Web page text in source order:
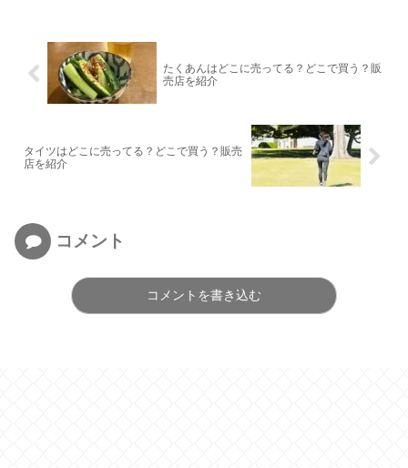
たくあんはどこに売ってる？どこで買う？販
売店を紹介
タイツはどこに売ってる？どこで買う？販売
店を紹介
コメント
コメントを書き込む